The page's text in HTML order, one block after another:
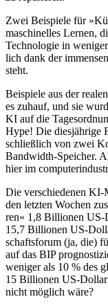
Zwei Beispiele für
maschinelles Lernen,
Technologie in
lich dank der
steht.
Beispiele aus der
es zuhauf, und sie
KI auf die
Hype! Die diesjährige
schließ­lich von zwei
Band­width-Speicher.
hier im
Die verschiedenen KI-
den letzten Wochen
ren« 1,8 Billionen US-
15,7 Billionen US-
schafts­fo­rum (ja, die)
auf das BIP
weniger als 10 % des
15 Billionen US-Dollar
nicht möglich wäre?